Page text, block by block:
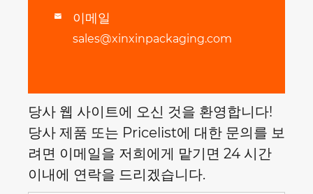
 이메일
sales@xinxinpackaging.com
당사 웹 사이트에 오신 것을 환영합니다!
당사 제품 또는 Pricelist에 대한 문의를 보
려면 이메일을 저희에게 맡기면 24 시간
이내에 연락을 드리겠습니다.